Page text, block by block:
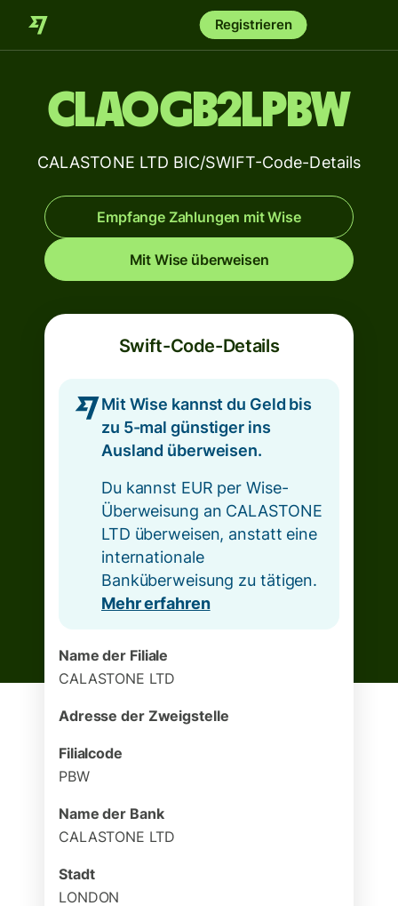
Registrieren
CLAOGB2LPBW
CALASTONE LTD BIC/SWIFT-Code-Details
Empfange Zahlungen mit Wise
Mit Wise überweisen
Swift-Code-Details
Mit Wise kannst du Geld bis
zu 5-mal günstiger ins
Ausland überweisen.
Du kannst EUR per Wise-
Überweisung an CALASTONE
LTD überweisen, anstatt eine
internationale
Banküberweisung zu tätigen.
Mehr erfahren
Name der Filiale
CALASTONE LTD
Adresse der Zweigstelle
Filialcode
PBW
Name der Bank
CALASTONE LTD
Stadt
LONDON